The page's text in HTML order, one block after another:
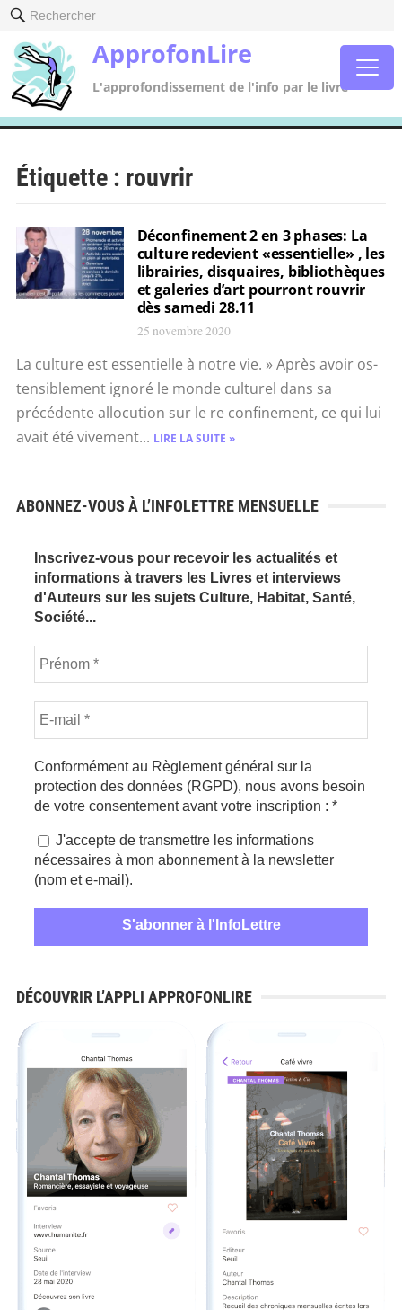
Rechercher
ApprofonLire
L'approfondissement de l'info par le livre
Étiquette : rouvrir
Déconfinement 2 en 3 phases: La
culture redevient «essentielle» , les
librairies, disquaires, bibliothèques
et galeries d’art pourront rouvrir
dès samedi 28.11
25 novembre 2020
La culture est essentielle à notre vie. » Après avoir os­
tensiblement ignoré le monde culturel dans sa
précédente allocution sur le re­ confinement, ce qui lui
avait été vivement... LIRE LA SUITE »
ABONNEZ-VOUS À L’INFOLETTRE MENSUELLE
Inscrivez-vous pour recevoir les actualités et
informations à travers les Livres et interviews
d'Auteurs sur les sujets Culture, Habitat, Santé,
Société...
Conformément au Règlement général sur la
protection des données (RGPD), nous avons besoin
de votre consentement avant votre inscription : *
J'accepte de transmettre les informations
nécessaires à mon abonnement à la newsletter
(nom et e-mail).
DÉCOUVRIR L’APPLI APPROFONLIRE